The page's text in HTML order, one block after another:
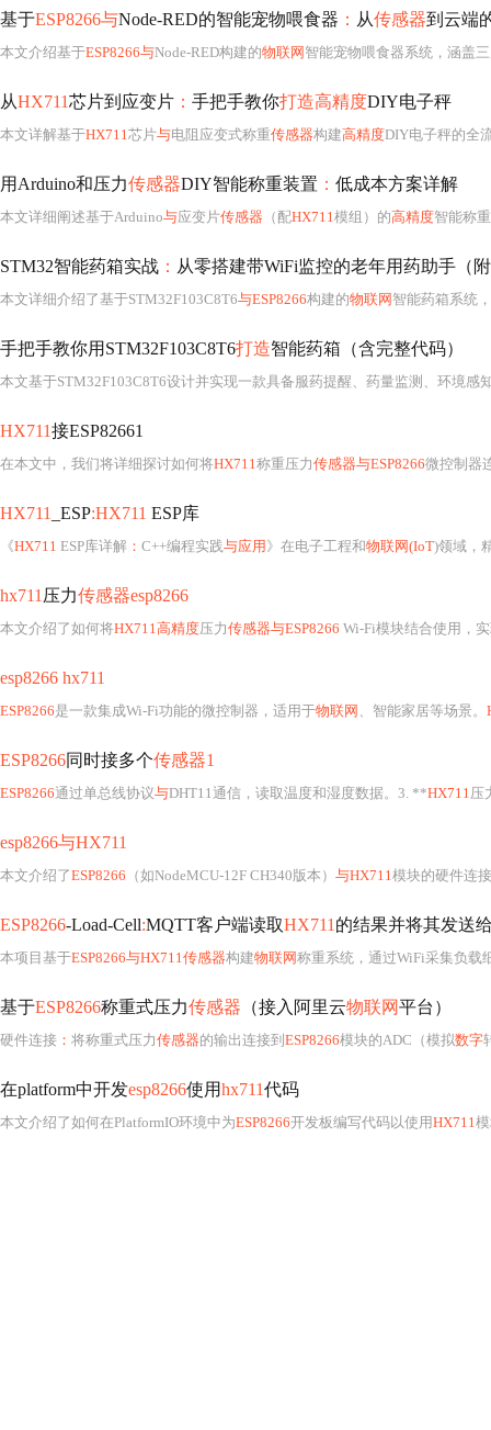
基于ESP8266与Node-RED的智能宠物喂食器 ： 从传感器到云端
本文介绍基于ESP8266与Node-RED构建的物联网 智能宠物喂食器系统，涵盖
从HX711芯片到应变片 ： 手把手教你打造高精度DIY电子秤
本文详解基于HX711芯片与电阻应变式称重传感器构建高精度DIY电子秤的全
用Arduino和压力传感器DIY智能称重装置 ： 低成本方案详解
本文详细阐述基于Arduino与应变片传感器 （配HX711模组）的高精度智能称重装置
STM32智能药箱实战 ： 从零搭建带WiFi监控的老年用药助手（
本文详细介绍了基于STM32F103C8T6与ESP8266构建的物联网 智能药箱系统
手把手教你用STM32F103C8T6打造智能药箱（含完整代码）
HX711接ESP82661
在本文中，我们将详细探讨如何将HX711称重压力传感器与ESP8266微控制器
HX711 _ESP:HX711 ESP库
《HX711 ESP库详解 ： C++编程实践与应用 》在电子工程和物联网(IoT)领域，精确的
hx711 压力传感器esp8266
本文介绍了如何将HX711高精度压力传感器与ESP8266 Wi-Fi模块结合使用，
esp8266 hx711
ESP8266是一款集成Wi-Fi功能的微控制器，适用于物联网 、智能家居等场景。
ESP8266同时接多个传感器1
ESP8266通过单总线协议与DHT11通信，读取温度和湿度数据。3. **HX711压
esp8266与HX711
本文介绍了ESP8266 （如NodeMCU-12F CH340版本） 与HX711模块的硬件连接方法和
ESP8266-Load-Cell:MQTT客户端读取HX711 的结果并将其发送
本项目基于ESP8266与HX711传感器构建物联网称重系统，通过WiFi采集负载细胞数据并经MQTT协议上传
基于ESP8266称重式压力传感器 （接入阿里云物联网平台）
硬件连接 ： 将称重式压力传感器的输出连接到 ESP8266模块的ADC（模拟数字
在platform中开发esp8266使用hx711代码
本文介绍了如何在PlatformIO环境中为ESP8266开发板编写代码以使用HX711